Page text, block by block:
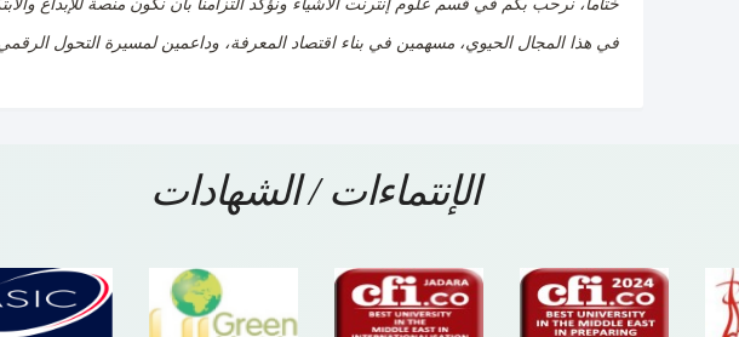
في هذا المجال الحيوي، مسهمين في بناء اقتصاد المعرفة، وداعمين لمسيرة التحول
الإنتماءات / الشهادات